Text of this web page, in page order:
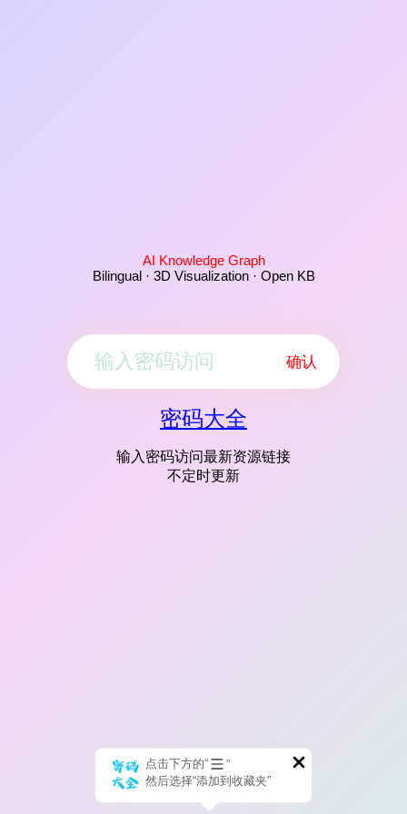
AI Knowledge Graph
Bilingual · 3D Visualization · Open KB
确认
密码大全
输入密码访问最新资源链接
不定时更新
点击下方的“
”
然后选择“添加到收藏夹”